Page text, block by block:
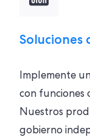
Soluciones
Implemente
con funciones
Nuestros
gobierno